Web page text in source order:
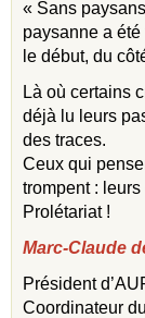
« Sans
paysanne a été
le début, du
Là où certains
déjà lu leurs
des traces.
Ceux qui
trompent :
Prolétariat !
Marc-Claude
Président
Coordinateur